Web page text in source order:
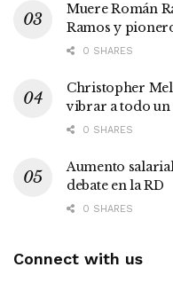
Muere Román
Ramos y
0 SHARES
Christopher
vibrar a todo un
0 SHARES
Aumento
debate en la RD
0 SHARES
Connect with us